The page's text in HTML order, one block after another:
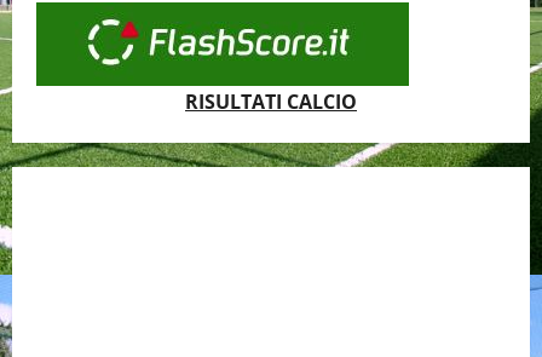
RISULTATI CALCIO